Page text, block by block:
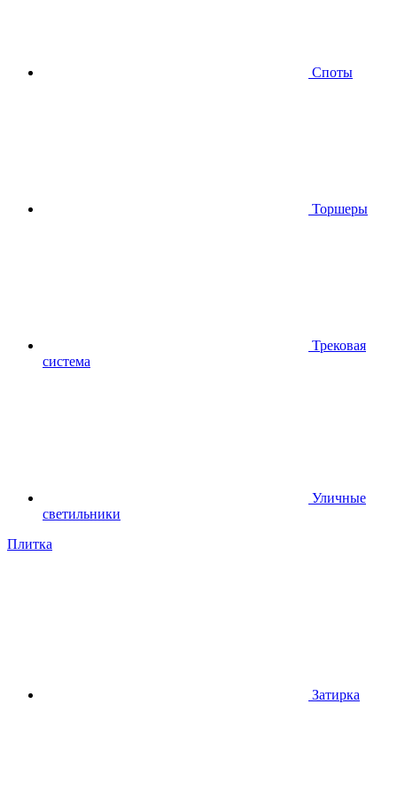
Споты
Торшеры
Трековая
система
Уличные
светильники
Плитка
Затирка